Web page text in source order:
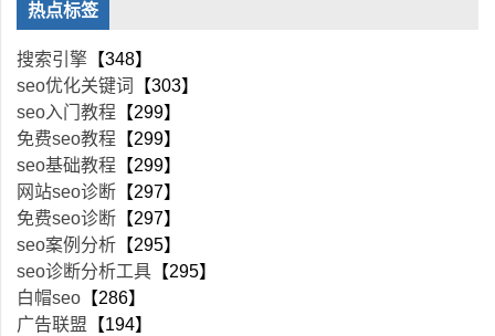
热点标签
搜索引擎 【348】
seo优化关键词
【303】
seo入门教程 【299】
免费seo教程 【299】
seo基础教程 【299】
网站seo诊断 【297】
免费seo诊断 【297】
seo案例分析 【295】
seo诊断分析工具 【295】
白帽seo 【286】
广告联盟 【194】